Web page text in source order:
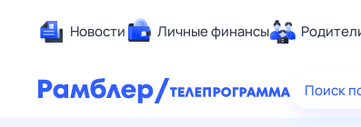
Новости Личные финансы
Поиск